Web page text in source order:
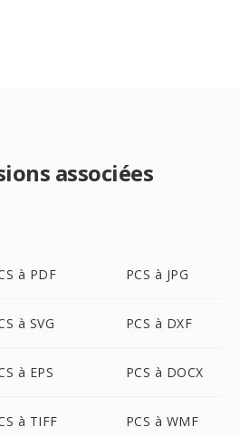
associées
à PDF PCS à JPG
à SVG PCS à DXF
à EPS PCS à DOCX
à TIFF PCS à WMF